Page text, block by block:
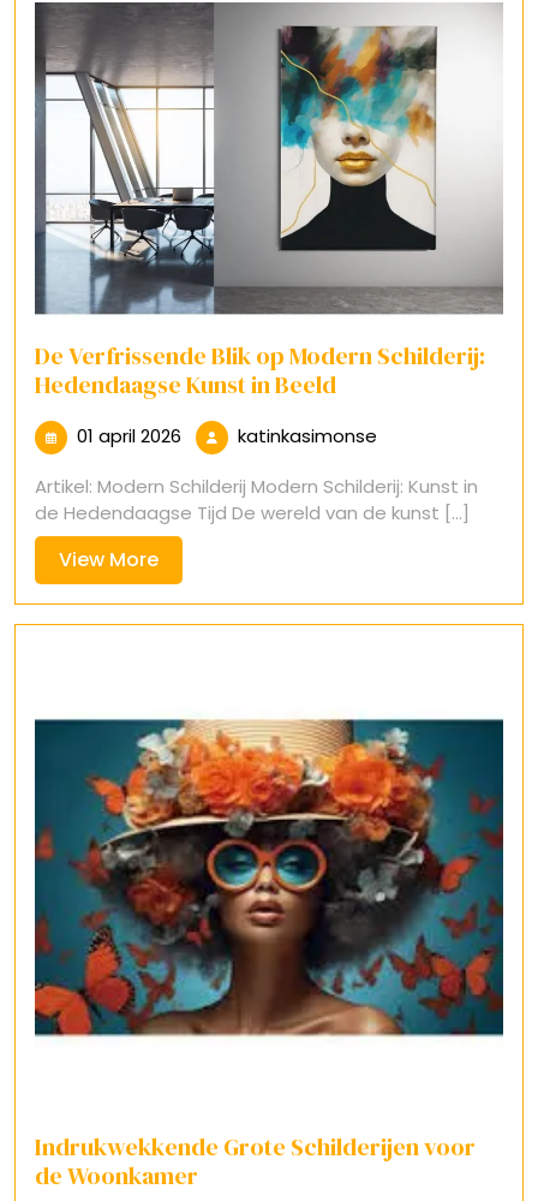
De Verfrissende Blik op Modern Schilderij:
Hedendaagse Kunst in Beeld
01 april 2026 01
april
2026
katinkasimonse
Artikel: Modern Schilderij Modern Schilderij: Kunst in
de Hedendaagse Tijd De wereld van de kunst [...]
View MoreView
More
Indrukwekkende Grote Schilderijen voor
de Woonkamer